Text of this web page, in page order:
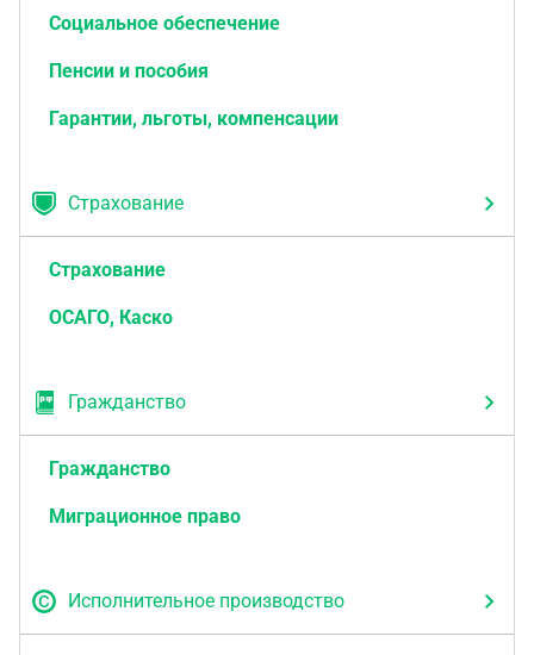
Социальное обеспечение
Пенсии и пособия
Гарантии, льготы, компенсации
Страхование
Страхование
ОСАГО, Каско
Гражданство
Гражданство
Миграционное право
Исполнительное производство